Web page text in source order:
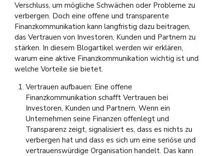
Verschluss, um mögliche Schwächen oder Probleme zu
verbergen. Doch eine offene und transparente
Finanzkommunikation kann langfristig dazu beitragen,
das Vertrauen von Investoren, Kunden und Partnern zu
stärken. In diesem Blogartikel werden wir erklären,
warum eine aktive Finanzkommunikation wichtig ist und
welche Vorteile sie bietet.
Vertrauen aufbauen: Eine offene
Finanzkommunikation schafft Vertrauen bei
Investoren, Kunden und Partnern. Wenn ein
Unternehmen seine Finanzen offenlegt und
Transparenz zeigt, signalisiert es, dass es nichts zu
verbergen hat und dass es sich um eine seriöse und
vertrauenswürdige Organisation handelt. Das kann